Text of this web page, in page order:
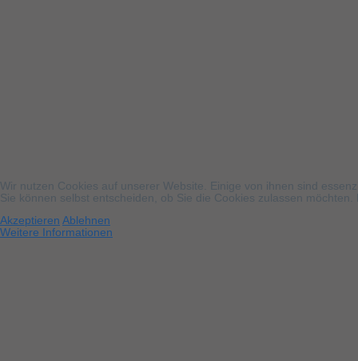
Wir nutzen Cookies auf unserer Website. Einige von ihnen sind
Sie können selbst entscheiden, ob Sie die Cookies zulassen
Akzeptieren Ablehnen
Weitere Informationen